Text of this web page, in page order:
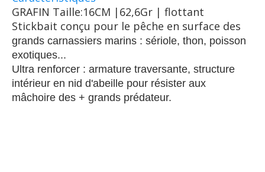
GRAFIN Taille:16CM |62,6Gr | flottant
Stickbait conçu pour le pêche en surface des
grands carnassiers marins : sériole, thon, poisson
exotiques...
Ultra renforcer : armature traversante, structure
intérieur en nid d'abeille pour résister aux
mâchoire des + grands prédateur.